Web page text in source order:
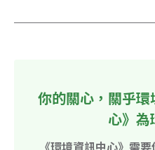
你的關心，關乎
心》為
《環境資訊中心》需